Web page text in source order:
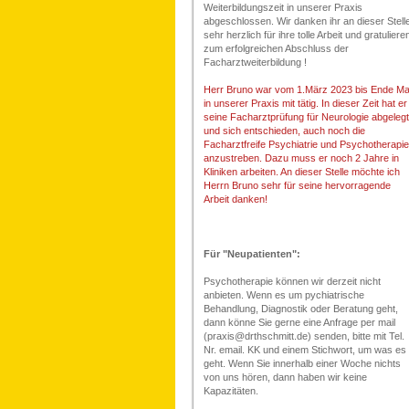
Weiterbildungszeit in unserer Praxis
abgeschlossen. Wir danken ihr an dieser
sehr herzlich für ihre tolle Arbeit und
zum erfolgreichen Abschluss der
Facharztweiterbildung !
Herr Bruno war vom 1.März 2023 bis Ende
in unserer Praxis mit tätig. In dieser Zeit hat er
seine Facharztprüfung für Neurologie abgelegt
und sich entschieden, auch noch die
Facharztfreife Psychiatrie und Psychotherapie
anzustreben. Dazu muss er noch 2 Jahre in
Kliniken arbeiten. An dieser Stelle möchte ich
Herrn Bruno sehr für seine hervorragende
Arbeit danken!
Für "Neupatienten":
Psychotherapie können wir derzeit nicht
anbieten. Wenn es um pychiatrische
Behandlung, Diagnostik oder Beratung geht,
dann könne Sie gerne eine Anfrage per mail
(praxis@drthschmitt.de) senden, bitte mit Tel.
Nr. email. KK und einem Stichwort, um was es
geht. Wenn Sie innerhalb einer Woche nichts
von uns hören, dann haben wir keine
Kapazitäten.